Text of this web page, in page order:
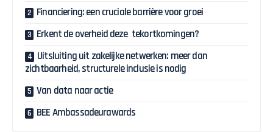
Financiering: een cruciale barrière voor groei
Erkent de overheid deze tekortkomingen?
Uitsluiting uit zakelijke netwerken: meer dan
zichtbaarheid, structurele inclusie is nodig
Van data naar actie
BEE Ambassadeurawards